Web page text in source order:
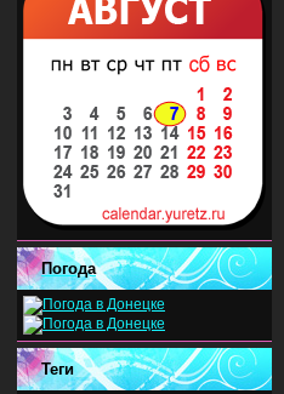
Погода
Теги